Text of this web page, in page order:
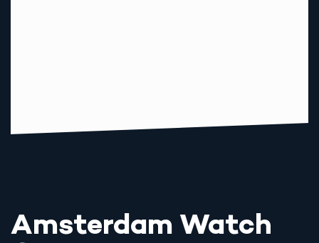
Amsterdam Watch